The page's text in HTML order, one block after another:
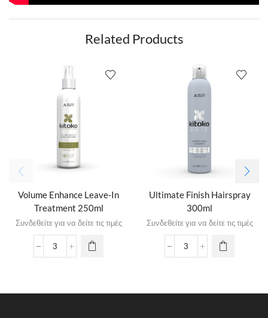
Related Products
Volume Enhance Leave-In
Treatment 250ml
Συνδεθείτε για να δείτε τις τιμές
Ultimate Finish Hairspray
300ml
Συνδεθείτε για να δείτε τις τιμές